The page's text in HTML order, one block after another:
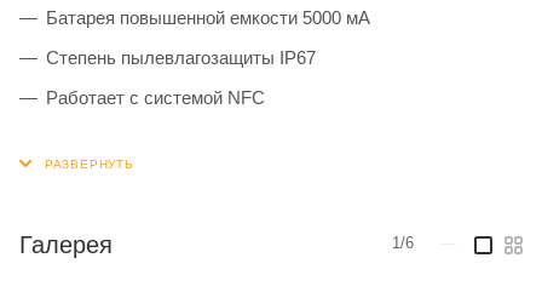
Батарея повышенной емкости 5000 мА
Степень пылевлагозащиты IP67
Работает с системой NFC
Галерея 1/6